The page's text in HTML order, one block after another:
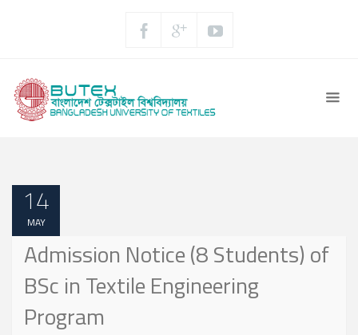
14
MAY
Admission Notice (8 Students) of
BSc in Textile Engineering
Program